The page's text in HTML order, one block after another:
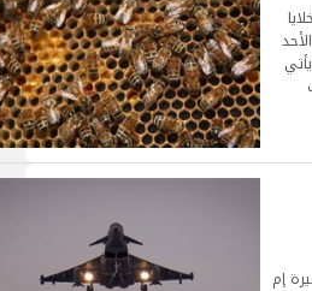
إف-16 وطائرة مسيرة إم